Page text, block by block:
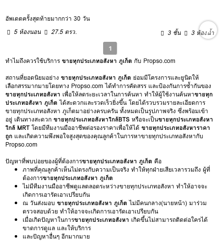
อัพเดตครั้งสุดท้ายมากกว่า 30 วัน
5 ห้องนอน
27.5 ตรว. 3 ชั้น 3 ห้องน้ำ
1
ทำไมถึงควรใช้บริการขายทุกประเภทอสังหา ภูเก็ต กับ Propso.com
สถานที่ยอดนิยมอย่างขายทุกประเภทอสังหา ภูเก็ต ย่อมมีโครงการและยูนิตให้
เลือกสรรมากมายโดยทาง Propso.com ได้ทำการคัดสรร และป้องกันการซ้ำกันของ
ขายทุกประเภทอสังหา เพื่อให้ลดระยะเวลาในการค้นหา ทำให้ผู้ใช้งานค้นหาขายทุก
ประเภทอสังหา ภูเก็ต ได้สะดวกและรวดเร็วยิ่งขึ้น โดยได้รวบรวมรายละเอียดการ
ขายทุกประเภทอสังหา ภูเก็ตมาอย่างครบครัน ทั้งหมดเป็นรูปภาพจริง ซึ่งพร้อมเข้า
อยู่ เดินทางสะดวกขายทุกประเภทอสังหาใกล้BTS หรือจะเป็นขายทุกประเภทอสังหา
ใกล้ MRT โดยมีทีมงานมืออาชีพต่อรองราคาเพื่อให้ได้ขายทุกประเภทอสังหาราคา
ถูก และเกิดความพึงพอใจสูงสุดของคุณลูกค้าในการหาขายทุกประเภทอสังหากับ
Propso.com
ปัญหาที่พบบ่อยของผู้ที่ต้องการขายทุกประเภทอสังหา ภูเก็ต คือ
ภาพที่คุณลูกค้าเห็นไม่ตรงกับความเป็นจริง ทำให้ทุกฝ่ายเสียเวลารวมถึง ผู้ที่
ต้องการขายทุกประเภทอสังหา ภูเก็ต
ไม่มีทีมงานมืออาชีพดูแลตลอดระหว่างขายทุกประเภทอสังหา ทำให้อาจจะ
เกิดการเอารัดเอาเปรียบกัน
ณ วันส่งมอบขายทุกประเภทอสังหา ภูเก็ต ไม่มีคนกลาง(นายหน้า) มาร่วม
ตรวจสอบด้วย ทำให้อาจจะเกิดการเอารัดเอาเปรียบกัน
เมื่อเกิดปัญหาในการขายทุกประเภทอสังหา เกิดขึ้นไม่สามารถติดต่อใครได้
ขาดการดูแล และให้บริการ
และปัญหาอื่นๆ อีกมากมาย